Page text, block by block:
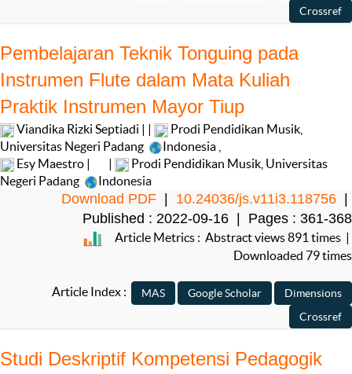
Pembelajaran Teknik Tonguing pada
Instrumen Flute dalam Mata Kuliah
Praktik Instrumen Mayor Tiup
Viandika Rizki Septiadi | |
Prodi Pendidikan Musik,
Universitas Negeri Padang
Indonesia
Esy Maestro |
|
Prodi Pendidikan Musik, Universitas
Negeri Padang
Indonesia
Download PDF 10.24036/js.v11i3.118756
Published : 2022-09-16 | Pages : 361-368
Article Metrics : Abstract views 891 times |
Downloaded 79 times
Article Index :
Studi Deskriptif Kompetensi Pedagogik